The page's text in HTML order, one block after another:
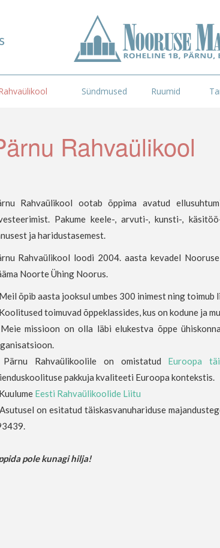
Sündmused Ruumid
Rahvaülikool
Rahvaülikool ootab õppima avatud
Pakume keele-, arvuti-, kunsti-,
ja haridustasemest.
Rahvaülikool loodi 2004. aasta kevadel
Noorte Ühing Noorus.
Meil õpib aasta jooksul umbes 300 inimest ning
Koolitused toimuvad õppeklassides, kus on kodune ja
Meie missioon on olla läbi elukestva õppe
Pärnu Rahvaülikoolile on omistatud Euroopa
pakkuja kvaliteeti Euroopa kontekstis.
Kuulume Eesti Rahvaülikoolide Liitu
Asutusel on esitatud täiskasvanuhariduse
pole kunagi hilja!